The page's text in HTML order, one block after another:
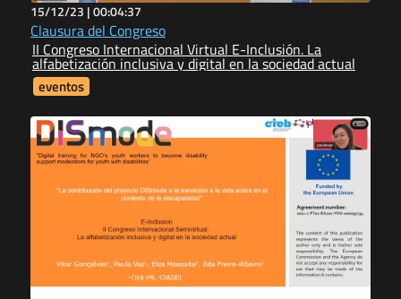
15/12/23 |00:04:37
Clausura del Congreso
II Congreso Internacional Virtual E-Inclusión. La
alfabetización inclusiva y digital en la sociedad actual
eventos